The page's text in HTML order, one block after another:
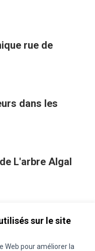
sur le site
Web pour améliorer la
rue de
dans les
L'arbre Algal